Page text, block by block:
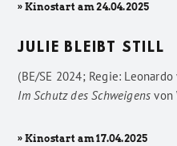
» Kinostart am 24.04.2025
JULIE BLEIBT STILL
(BE/SE 2024; Regie:
Im Schutz des Schweigens von
» Kinostart am 17.04.2025